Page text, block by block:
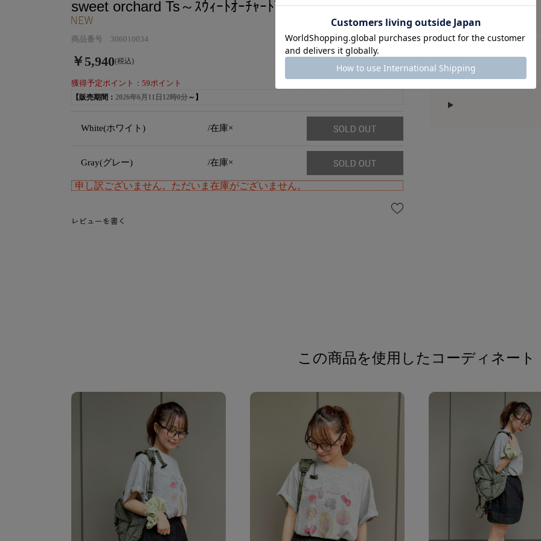
sweet orchard Ts～ｽｳｨｰﾄｵｰﾁｬｰﾄﾞﾃｨｰｽﾞ
商品番号 306010034
￥5,940(税込)
獲得予定ポイント：59ポイント
【販売期間： 2026年6月11日12時0分～】
White(ホワイト) /在庫×
Gray(グレー) /在庫×
申し訳ございません。ただいま在庫がございません。
この商品を使用したコーディネート